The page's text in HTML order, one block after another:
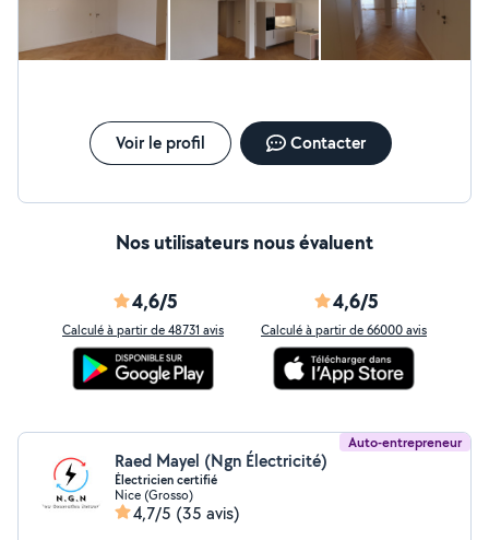
Voir le profil Contacter
Nos utilisateurs nous évaluent
4,6/5
Calculé à partir de 48731 avis
4,6/5
Calculé à partir de 66000 avis
Auto-entrepreneur
Raed Mayel (Ngn Électricité)
Électricien certifié
Nice (Grosso)
4,7/5 (35 avis)